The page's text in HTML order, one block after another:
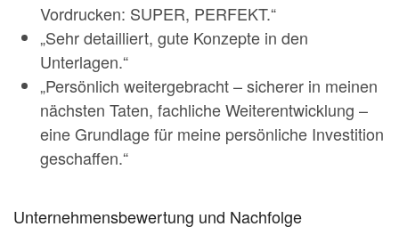
Vordrucken: SUPER, PERFEKT.“
„Sehr detailliert, gute Konzepte in den
Unterlagen.“
„Persönlich weitergebracht – sicherer in meinen
nächsten Taten, fachliche Weiterentwicklung –
eine Grundlage für meine persönliche Investition
geschaffen.“
Unternehmensbewertung und Nachfolge